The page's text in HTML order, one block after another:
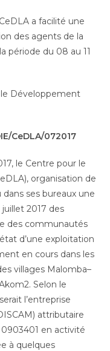
CeDLA a facilité une
des agents de la
période du 08 au 11
Développement
CeDLA/072017
le Centre pour le
organisation de
dans ses bureaux une
2017 des
des communautés
d’une exploitation
en cours dans les
villages Malomba–
Selon le
l’entreprise
attributaire
en activité
à quelques